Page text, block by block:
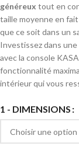
généreux tout en
taille moyenne en
que ce soit dans un
Investissez dans
avec la console
fonctionnalité
intérieur qui vous
1 - DIMENSIONS